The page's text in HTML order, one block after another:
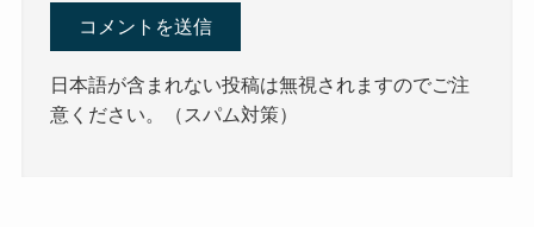
日本語が含まれない投稿は無視されますのでご注
意ください。（スパム対策）